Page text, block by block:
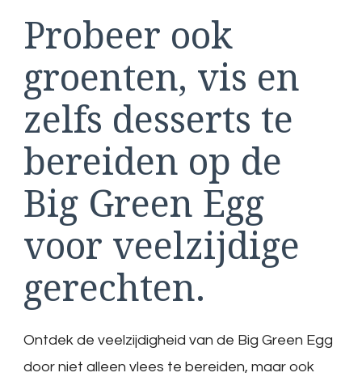
Probeer ook
groenten, vis en
zelfs desserts te
bereiden op de
Big Green Egg
voor veelzijdige
gerechten.
Ontdek de veelzijdigheid van de Big Green Egg
door niet alleen vlees te bereiden, maar ook